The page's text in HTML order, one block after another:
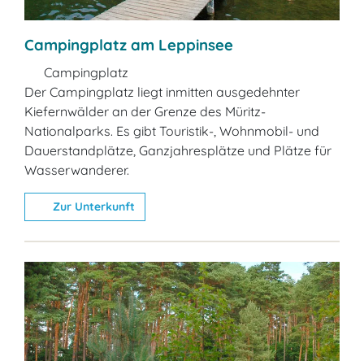
Campingplatz am Leppinsee
Campingplatz
Der Campingplatz liegt inmitten ausgedehnter
Kiefernwälder an der Grenze des Müritz-
Nationalparks. Es gibt Touristik-, Wohnmobil- und
Dauerstandplätze, Ganzjahresplätze und Plätze für
Wasserwanderer.
Zur Unterkunft